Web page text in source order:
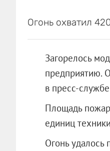
Огонь охватил
Загорелось
предприятию.
в пресс-
Площадь
единиц
Огонь удалось